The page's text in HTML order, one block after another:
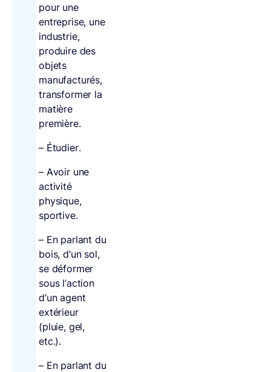
pour une
entreprise, une
industrie,
produire des
objets
manufacturés,
transformer la
matière
première.
– Étudier.
– Avoir une
activité
physique,
sportive.
– En parlant du
bois, d’un sol,
se déformer
sous l’action
d’un agent
extérieur
(pluie, gel,
etc.).
– En parlant du